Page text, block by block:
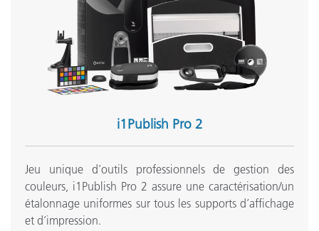
X-Rite Device Services v3.0.150 (Mac Only)
X-Rite Device Services v3.1.133 (PC Only)
Articles de soutien:
X-Rite Device Services Certificate Expiration - Windows 10
FAQ: Will other people see the same color as I do?
i1Devices and ProfileMaker 5 support
Course)
Connectivity Issues With USB 3.0
Voir tout le support
Formation
i1Publish Pro 2
Jeu unique d’outils professionnels de gestion des
couleurs, i1Publish Pro 2 assure une caractérisation/un
étalonnage uniformes sur tous les supports d’affichage
et d’impression.